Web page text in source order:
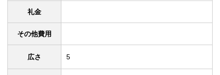
礼金
その他費用
広さ 5